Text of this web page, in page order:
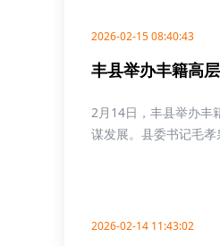
2026-02-15 08:40:43
丰县举办丰籍高
2月14日，丰县举办丰
谋发展。县委书记毛
2026-02-14 11:43:02